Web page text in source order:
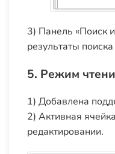
3) Панель «Поиск
результаты
5. Режим
1) Добавлена
2) Активная
редактировании.